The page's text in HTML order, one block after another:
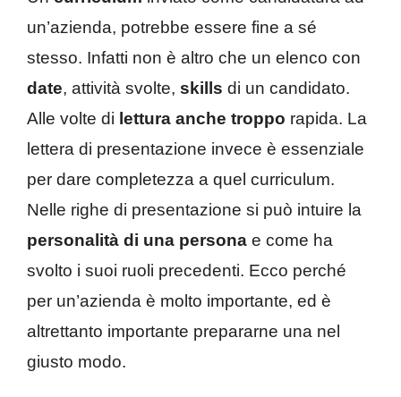
un’azienda, potrebbe essere fine a sé
stesso. Infatti non è altro che un elenco con
date, attività svolte, skills di un candidato.
Alle volte di lettura anche troppo rapida. La
lettera di presentazione invece è essenziale
per dare completezza a quel curriculum.
Nelle righe di presentazione si può intuire la
personalità di una persona e come ha
svolto i suoi ruoli precedenti. Ecco perché
per un’azienda è molto importante, ed è
altrettanto importante prepararne una nel
giusto modo.